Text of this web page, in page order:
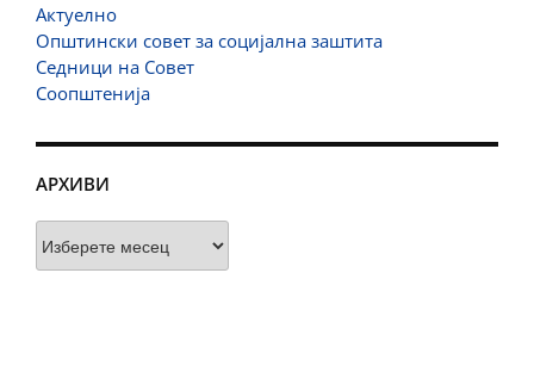
Актуелно
Општински совет за социјална заштита
Седници на Совет
Соопштенија
АРХИВИ